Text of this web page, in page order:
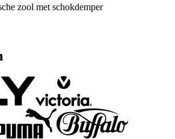
zool met schokdemper